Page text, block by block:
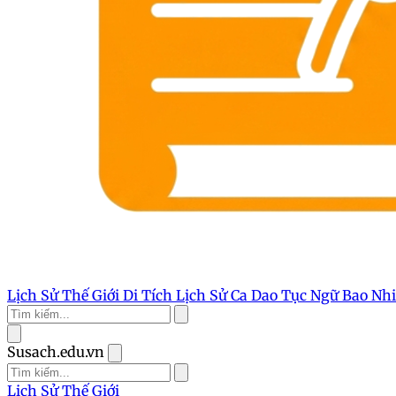
Lịch Sử Thế Giới Di Tích Lịch SửCa Dao Tục NgữBao
Susach.edu.vn
Lịch Sử Thế Giới